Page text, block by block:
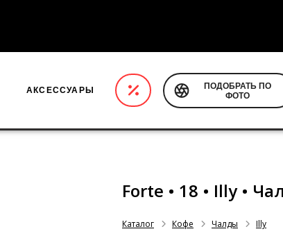
АКСЕССУАРЫ
ПОДОБРАТЬ ПО
ФОТО
Forte • 18 • Illy •
Каталог Кофе Чалды Illy